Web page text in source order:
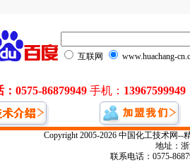
Copyright 2005-2026 中国化工技术网
地址：
联系电话：0575-